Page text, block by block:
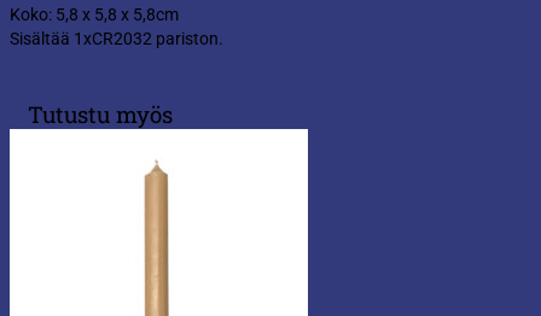
Koko: 5,8 x 5,8 x 5,8cm
Sisältää 1xCR2032 pariston.
Tutustu myös